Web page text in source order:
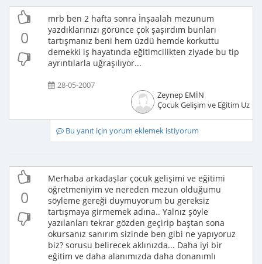
0
mrb ben 2 hafta sonra İnşaalah mezunum
yazdıklarınızı görünce çok şaşırdım bunları
tartışmanız beni hem üzdü hemde korkuttu
demekki iş hayatında eğitimcilikten ziyade bu tip
ayrıntılarla uğraşılıyor...
28-05-2007
Zeynep EMİN
Çocuk Gelişim ve Eğitim
Bu yanıt için yorum eklemek istiyorum
0
Merhaba arkadaşlar çocuk gelişimi ve eğitimi
öğretmeniyim ve nereden mezun olduğumu
söyleme gereği duymuyorum bu gereksiz
tartışmaya girmemek adına.. Yalnız şöyle
yazılanları tekrar gözden geçirip baştan sona
okursanız sanırım sizinde ben gibi ne yapıyoruz
biz? sorusu belirecek aklınızda... Daha iyi bir
eğitim ve daha alanımızda daha donanımlı